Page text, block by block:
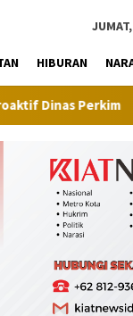
HIBURAN
Pilot